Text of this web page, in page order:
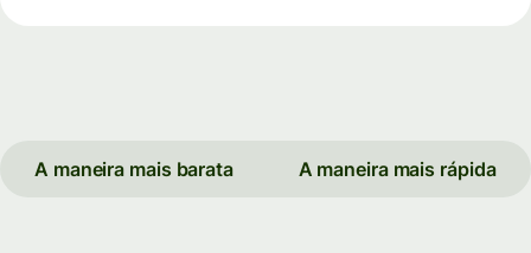
A maneira mais barata A maneira mais rápida